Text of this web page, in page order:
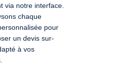
via notre interface.
chaque
pour
un devis sur-
à vos